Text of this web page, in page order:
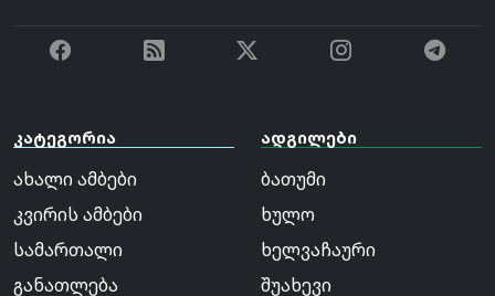
კატეგორია
ახალი ამბები
კვირის ამბები
სამართალი
განათლება
ადგილები
ბათუმი
ხულო
ხელვაჩაური
შუახევი